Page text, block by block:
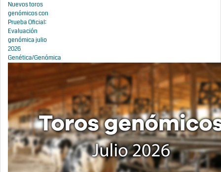
Nuevos toros
genómicos con
Prueba Oficial:
Evaluación
genómica julio
2026
Genética/Genómica